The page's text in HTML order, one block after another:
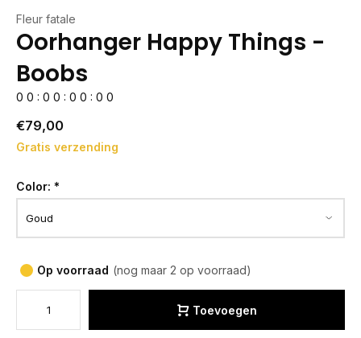
Fleur fatale
Oorhanger Happy Things -
Boobs
0 0 : 0 0 : 0 0 : 0 0
€79,00
Gratis verzending
Color: *
Op voorraad (nog maar 2 op voorraad)
Toevoegen